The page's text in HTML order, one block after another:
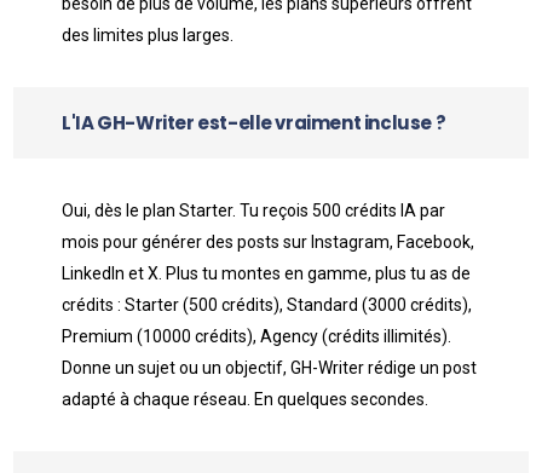
des limites plus larges.
L'IA GH-Writer est-elle vraiment incluse ?
Oui, dès le plan Starter. Tu reçois 500 crédits IA par
mois pour générer des posts sur Instagram, Facebook,
LinkedIn et X. Plus tu montes en gamme, plus tu as de
crédits : Starter (500 crédits), Standard (3000 crédits),
Premium (10000 crédits), Agency (crédits illimités).
Donne un sujet ou un objectif, GH-Writer rédige un post
adapté à chaque réseau. En quelques secondes.